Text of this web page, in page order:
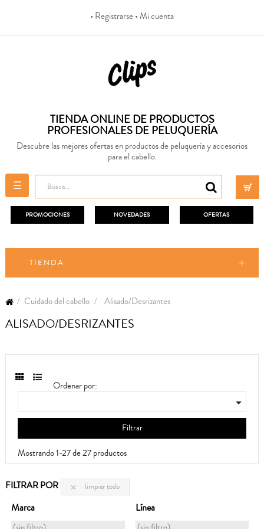
• Registrarse• Mi cuenta
TIENDA ONLINE DE PRODUCTOS
PROFESIONALES DE PELUQUERÍA
Descubre las mejores ofertas en productos de peluquería y accesorios
para el cabello.
Navegación
de
palanca
☰
PROMOCIONES NOVEDADES OFERTAS
TIENDA
Cuidado del cabello Alisado/Desrizantes
ALISADO/DESRIZANTES
Ordenar por:

Filtrar
Mostrando 1-27 de 27 productos
FILTRAR POR  limpiar todo
Marca Línea